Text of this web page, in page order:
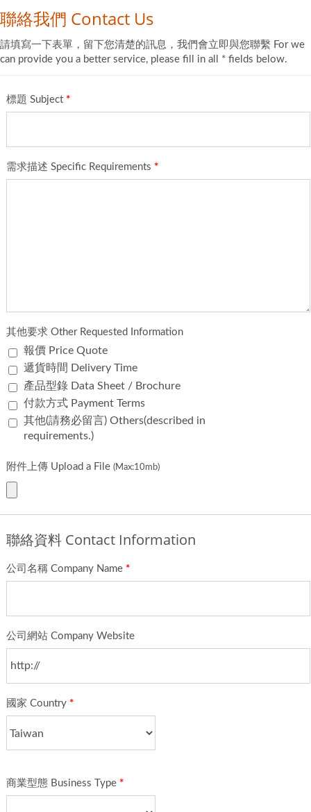
聯絡我們 Contact Us
請填寫一下表單，留下您清楚的訊息，我們會立即與您聯繫 For we
can provide you a better service, please fill in all * fields below.
標題 Subject *
需求描述 Specific Requirements *
其他要求 Other Requested Information
報價 Price Quote
遞貨時間 Delivery Time
產品型錄 Data Sheet / Brochure
付款方式 Payment Terms
其他(請務必留言) Others(described in
requirements.)
附件上傳 Upload a File (Max:10mb)
聯絡資料 Contact Information
公司名稱 Company Name *
公司網站 Company Website
國家 Country *
商業型態 Business Type *